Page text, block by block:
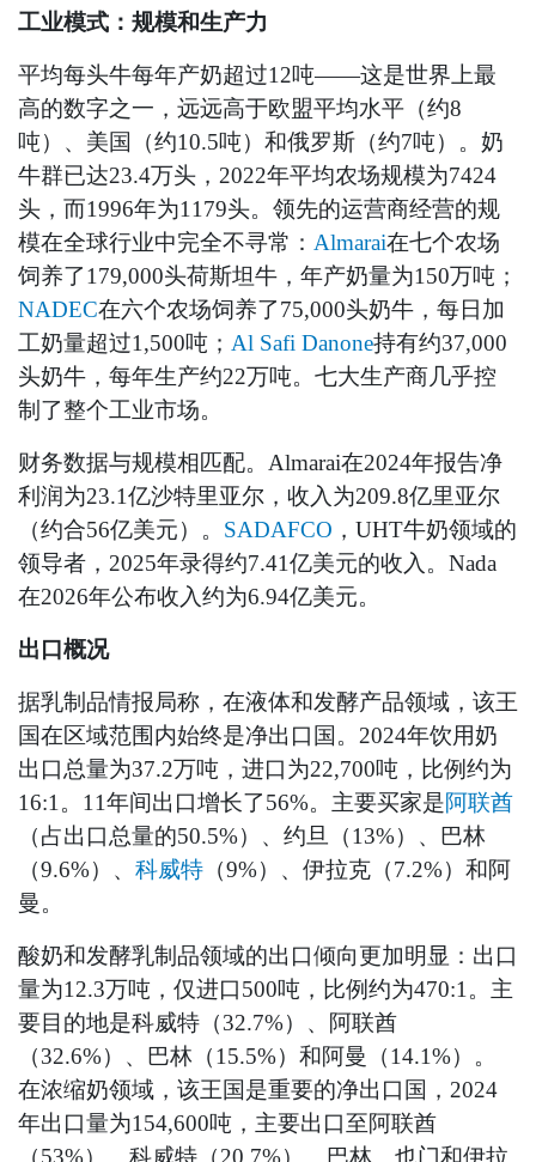
工业模式：规模和生产力
平均每头牛每年产奶超过12吨——这是世界上最
高的数字之一，远远高于欧盟平均水平（约8
吨）、美国（约10.5吨）和俄罗斯（约7吨）。奶
牛群已达23.4万头，2022年平均农场规模为7424
头，而1996年为1179头。领先的运营商经营的规
模在全球行业中完全不寻常： Almarai在七个农场
饲养了179,000头荷斯坦牛，年产奶量为150万吨；
NADEC在六个农场饲养了75,000头奶牛，每日加
工奶量超过1,500吨； Al Safi Danone持有约37,000
头奶牛，每年生产约22万吨。七大生产商几乎控
制了整个工业市场。
财务数据与规模相匹配。Almarai在2024年报告净
利润为23.1亿沙特里亚尔，收入为209.8亿里亚尔
（约合56亿美元）。 SADAFCO ，UHT牛奶领域的
领导者，2025年录得约7.41亿美元的收入。Nada
在2026年公布收入约为6.94亿美元。
出口概况
据乳制品情报局称，在液体和发酵产品领域，该王
国在区域范围内始终是净出口国。2024年饮用奶
出口总量为37.2万吨，进口为22,700吨，比例约为
16:1。11年间出口增长了56%。主要买家是阿联酋
（占出口总量的50.5%）、约旦（13%）、巴林
（9.6%）、 科威特 （9%）、伊拉克（7.2%）和阿
曼。
酸奶和发酵乳制品领域的出口倾向更加明显：出口
量为12.3万吨，仅进口500吨，比例约为470:1。主
要目的地是科威特（32.7%）、阿联酋
（32.6%）、巴林（15.5%）和阿曼（14.1%）。
在浓缩奶领域，该王国是重要的净出口国，2024
年出口量为154,600吨，主要出口至阿联酋
（53%）、科威特（20.7%）、巴林、也门和伊拉